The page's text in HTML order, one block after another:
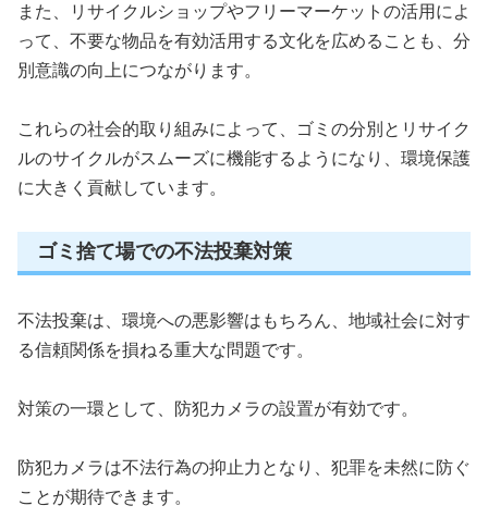
また、リサイクルショップやフリーマーケットの活用によ
って、不要な物品を有効活用する文化を広めることも、分
別意識の向上につながります。
これらの社会的取り組みによって、ゴミの分別とリサイク
ルのサイクルがスムーズに機能するようになり、環境保護
に大きく貢献しています。
ゴミ捨て場での不法投棄対策
不法投棄は、環境への悪影響はもちろん、地域社会に対す
る信頼関係を損ねる重大な問題です。
対策の一環として、防犯カメラの設置が有効です。
防犯カメラは不法行為の抑止力となり、犯罪を未然に防ぐ
ことが期待できます。